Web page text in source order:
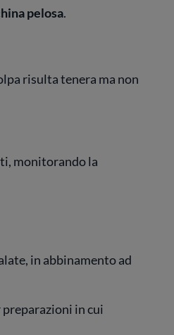
pelosa.
risulta tenera ma non
monitorando la
in abbinamento ad
in cui